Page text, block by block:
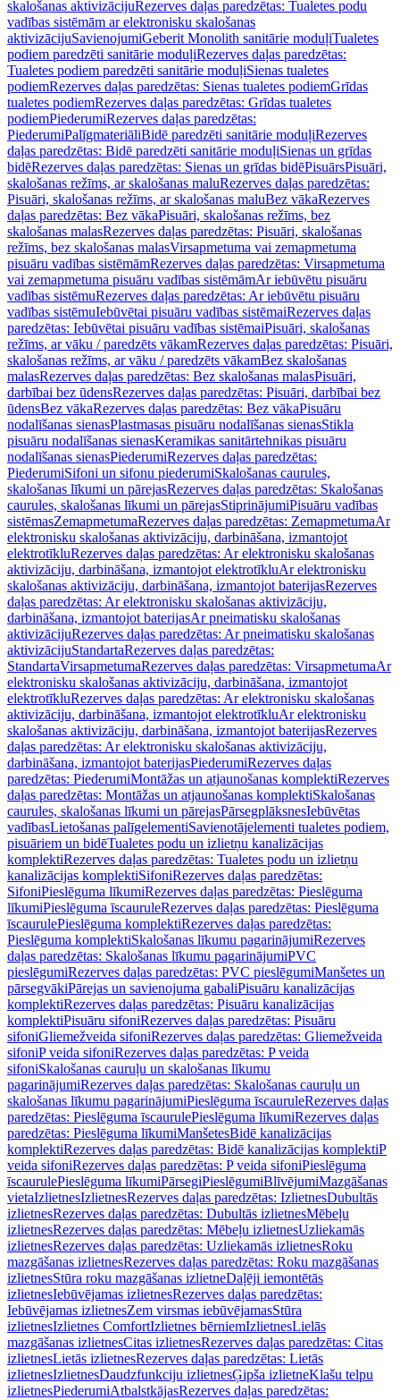
skalošanas aktivizācijuRezerves daļas paredzētas: Tualetes podu
vadības sistēmām ar elektronisku skalošanas
aktivizācijuSavienojumiGeberit Monolith sanitārie moduļiTualetes
podiem paredzēti sanitārie moduļiRezerves daļas paredzētas:
Tualetes podiem paredzēti sanitārie moduļiSienas tualetes
podiemRezerves daļas paredzētas: Sienas tualetes podiemGrīdas
tualetes podiemRezerves daļas paredzētas: Grīdas tualetes
podiemPiederumiRezerves daļas paredzētas:
PiederumiPalīgmateriāliBidē paredzēti sanitārie moduļiRezerves
daļas paredzētas: Bidē paredzēti sanitārie moduļiSienas un grīdas
bidēRezerves daļas paredzētas: Sienas un grīdas bidēPisuārsPisuāri,
skalošanas režīms, ar skalošanas maluRezerves daļas paredzētas:
Pisuāri, skalošanas režīms, ar skalošanas maluBez vākaRezerves
daļas paredzētas: Bez vākaPisuāri, skalošanas režīms, bez
skalošanas malasRezerves daļas paredzētas: Pisuāri, skalošanas
režīms, bez skalošanas malasVirsapmetuma vai zemapmetuma
pisuāru vadības sistēmāmRezerves daļas paredzētas: Virsapmetuma
vai zemapmetuma pisuāru vadības sistēmāmAr iebūvētu pisuāru
vadības sistēmuRezerves daļas paredzētas: Ar iebūvētu pisuāru
vadības sistēmuIebūvētai pisuāru vadības sistēmaiRezerves daļas
paredzētas: Iebūvētai pisuāru vadības sistēmaiPisuāri, skalošanas
režīms, ar vāku / paredzēts vākamRezerves daļas paredzētas: Pisuāri,
skalošanas režīms, ar vāku / paredzēts vākamBez skalošanas
malasRezerves daļas paredzētas: Bez skalošanas malasPisuāri,
darbībai bez ūdensRezerves daļas paredzētas: Pisuāri, darbībai bez
ūdensBez vākaRezerves daļas paredzētas: Bez vākaPisuāru
nodalīšanas sienasPlastmasas pisuāru nodalīšanas sienasStikla
pisuāru nodalīšanas sienasKeramikas sanitārtehnikas pisuāru
nodalīšanas sienasPiederumiRezerves daļas paredzētas:
PiederumiSifoni un sifonu piederumiSkalošanas caurules,
skalošanas līkumi un pārejasRezerves daļas paredzētas: Skalošanas
caurules, skalošanas līkumi un pārejasStiprinājumiPisuāru vadības
sistēmasZemapmetumaRezerves daļas paredzētas: ZemapmetumaAr
elektronisku skalošanas aktivizāciju, darbināšana, izmantojot
elektrotīkluRezerves daļas paredzētas: Ar elektronisku skalošanas
aktivizāciju, darbināšana, izmantojot elektrotīkluAr elektronisku
skalošanas aktivizāciju, darbināšana, izmantojot baterijasRezerves
daļas paredzētas: Ar elektronisku skalošanas aktivizāciju,
darbināšana, izmantojot baterijasAr pneimatisku skalošanas
aktivizācijuRezerves daļas paredzētas: Ar pneimatisku skalošanas
aktivizācijuStandartaRezerves daļas paredzētas:
StandartaVirsapmetumaRezerves daļas paredzētas: VirsapmetumaAr
elektronisku skalošanas aktivizāciju, darbināšana, izmantojot
elektrotīkluRezerves daļas paredzētas: Ar elektronisku skalošanas
aktivizāciju, darbināšana, izmantojot elektrotīkluAr elektronisku
skalošanas aktivizāciju, darbināšana, izmantojot baterijasRezerves
daļas paredzētas: Ar elektronisku skalošanas aktivizāciju,
darbināšana, izmantojot baterijasPiederumiRezerves daļas
paredzētas: PiederumiMontāžas un atjaunošanas komplektiRezerves
daļas paredzētas: Montāžas un atjaunošanas komplektiSkalošanas
caurules, skalošanas līkumi un pārejasPārsegplāksnesIebūvētas
vadībasLietošanas palīgelementiSavienotājelementi tualetes podiem,
pisuāriem un bidēTualetes podu un izlietņu kanalizācijas
komplektiRezerves daļas paredzētas: Tualetes podu un izlietņu
kanalizācijas komplektiSifoniRezerves daļas paredzētas:
SifoniPieslēguma līkumiRezerves daļas paredzētas: Pieslēguma
līkumiPieslēguma īscauruleRezerves daļas paredzētas: Pieslēguma
īscaurulePieslēguma komplektiRezerves daļas paredzētas:
Pieslēguma komplektiSkalošanas līkumu pagarinājumiRezerves
daļas paredzētas: Skalošanas līkumu pagarinājumiPVC
pieslēgumiRezerves daļas paredzētas: PVC pieslēgumiManšetes un
pārsegvākiPārejas un savienojuma gabaliPisuāru kanalizācijas
komplektiRezerves daļas paredzētas: Pisuāru kanalizācijas
komplektiPisuāru sifoniRezerves daļas paredzētas: Pisuāru
sifoniGliemežveida sifoniRezerves daļas paredzētas: Gliemežveida
sifoniP veida sifoniRezerves daļas paredzētas: P veida
sifoniSkalošanas cauruļu un skalošanas līkumu
pagarinājumiRezerves daļas paredzētas: Skalošanas cauruļu un
skalošanas līkumu pagarinājumiPieslēguma īscauruleRezerves daļas
paredzētas: Pieslēguma īscaurulePieslēguma līkumiRezerves daļas
paredzētas: Pieslēguma līkumiManšetesBidē kanalizācijas
komplektiRezerves daļas paredzētas: Bidē kanalizācijas komplektiP
veida sifoniRezerves daļas paredzētas: P veida sifoniPieslēguma
īscaurulePieslēguma līkumiPārsegiPieslēgumiBlīvējumiMazgāšanas
vietaIzlietnesIzlietnesRezerves daļas paredzētas: IzlietnesDubultās
izlietnesRezerves daļas paredzētas: Dubultās izlietnesMēbeļu
izlietnesRezerves daļas paredzētas: Mēbeļu izlietnesUzliekamās
izlietnesRezerves daļas paredzētas: Uzliekamās izlietnesRoku
mazgāšanas izlietnesRezerves daļas paredzētas: Roku mazgāšanas
izlietnesStūra roku mazgāšanas izlietneDaļēji iemontētās
izlietnesIebūvējamas izlietnesRezerves daļas paredzētas:
Iebūvējamas izlietnesZem virsmas iebūvējamasStūra
izlietnesIzlietnes ComfortIzlietnes bērniemIzlietnesLielās
mazgāšanas izlietnesCitas izlietnesRezerves daļas paredzētas: Citas
izlietnesLietās izlietnesRezerves daļas paredzētas: Lietās
izlietnesIzlietnesDaudzfunkciju izlietnesĢipša izlietneKlašu telpu
izlietnesPiederumiAtbalstkājasRezerves daļas paredzētas: